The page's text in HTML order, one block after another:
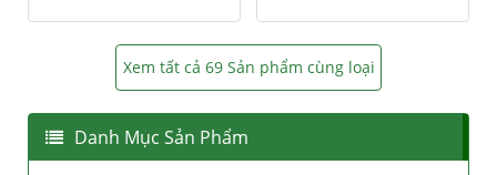
Xem tất cả 69 Sản phẩm cùng loại
Danh Mục Sản Phẩm